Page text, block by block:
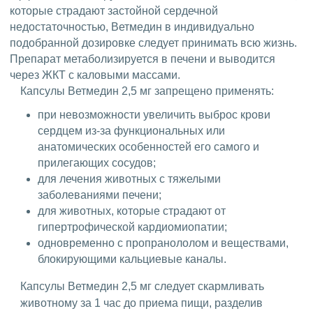
которые страдают застойной сердечной
недостаточностью, Ветмедин в индивидуально
подобранной дозировке следует принимать всю жизнь.
Препарат метаболизируется в печени и выводится
через ЖКТ с каловыми массами.
Капсулы Ветмедин 2,5 мг запрещено применять:
при невозможности увеличить выброс крови
сердцем из-за функциональных или
анатомических особенностей его самого и
прилегающих сосудов;
для лечения животных с тяжелыми
заболеваниями печени;
для животных, которые страдают от
гипертрофической кардиомиопатии;
одновременно с пропранололом и веществами,
блокирующими кальциевые каналы.
Капсулы Ветмедин 2,5 мг следует скармливать
животному за 1 час до приема пищи, разделив